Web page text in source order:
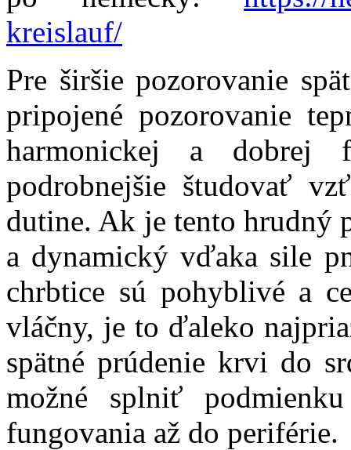
kreislauf/
Pre širšie pozorovanie
pripojené pozorovanie
harmonickej a dobrej
podrobnejšie študovať
dutine. Ak je tento hrudný
a dynamický vďaka sile
chrbtice sú pohyblivé a
vláčny, je to ďaleko
spätné prúdenie krvi do
možné splniť
fungovania až do periférie.